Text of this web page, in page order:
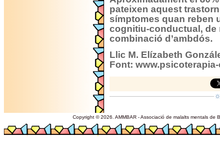
pateixen aquest
símptomes quan reben
cognitiu-conductual, de
combinació d’ambdós.
Llic M. Elízabeth
Font:
Copyright © 2026. AMMBAR - Associació de malalts mentals de